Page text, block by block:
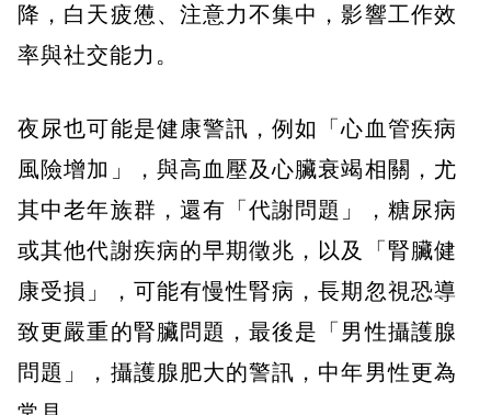
降，白天疲憊、注意力不集中，影響工作效
率與社交能力。
夜尿也可能是健康警訊，例如「心血管疾病
風險增加」，與高血壓及心臟衰竭相關，尤
其中老年族群，還有「代謝問題」，糖尿病
或其他代謝疾病的早期徵兆，以及「腎臟健
康受損」，可能有慢性腎病，長期忽視恐導
致更嚴重的腎臟問題，最後是「男性攝護腺
問題」，攝護腺肥大的警訊，中年男性更為